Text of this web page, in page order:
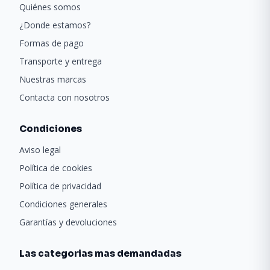
Quiénes somos
¿Donde estamos?
Formas de pago
Transporte y entrega
Nuestras marcas
Contacta con nosotros
Condiciones
Aviso legal
Política de cookies
Política de privacidad
Condiciones generales
Garantías y devoluciones
Las categorias mas demandadas